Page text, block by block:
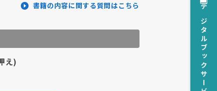
デジタルブックサービス
書籍の内容に関する質問はこちら
え)